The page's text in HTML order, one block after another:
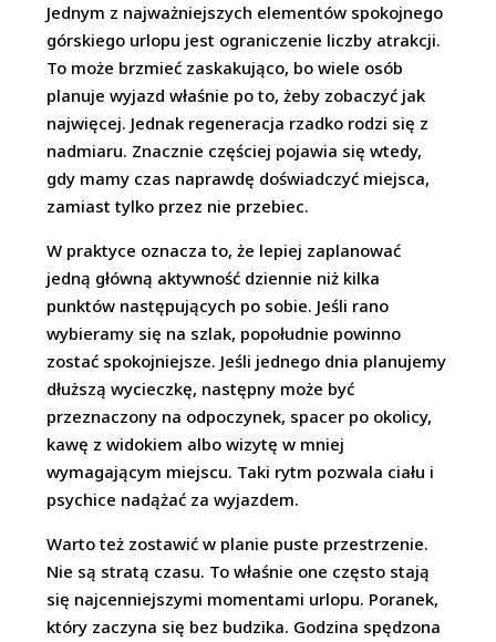
Jednym z najważniejszych elementów spokojnego
górskiego urlopu jest ograniczenie liczby atrakcji.
To może brzmieć zaskakująco, bo wiele osób
planuje wyjazd właśnie po to, żeby zobaczyć jak
najwięcej. Jednak regeneracja rzadko rodzi się z
nadmiaru. Znacznie częściej pojawia się wtedy,
gdy mamy czas naprawdę doświadczyć miejsca,
zamiast tylko przez nie przebiec.
W praktyce oznacza to, że lepiej zaplanować
jedną główną aktywność dziennie niż kilka
punktów następujących po sobie. Jeśli rano
wybieramy się na szlak, popołudnie powinno
zostać spokojniejsze. Jeśli jednego dnia planujemy
dłuższą wycieczkę, następny może być
przeznaczony na odpoczynek, spacer po okolicy,
kawę z widokiem albo wizytę w mniej
wymagającym miejscu. Taki rytm pozwala ciału i
psychice nadążać za wyjazdem.
Warto też zostawić w planie puste przestrzenie.
Nie są stratą czasu. To właśnie one często stają
się najcenniejszymi momentami urlopu. Poranek,
który zaczyna się bez budzika. Godzina spędzona